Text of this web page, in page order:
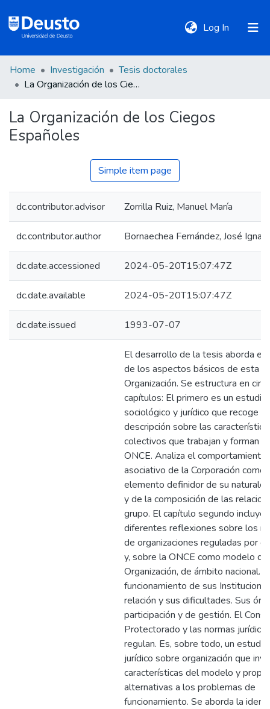
Log In (current)
DeustoTeka
Communities
&
Policies
Home Investigación
Tesis doctorales
La Organización de los Ciegos Españoles
La Organización de los Ciegos
Españoles
Simple item page
dc.contributor.advisor Zorrilla Ruiz, Manuel María
dc.contributor.author Bornaechea Fernández, José
dc.date.accessioned 2024-05-20T15:07:47Z
dc.date.available 2024-05-20T15:07:47Z
dc.date.issued 1993-07-07
El desarrollo de la tesis aborda el
de los aspectos básicos de esta
Organización. Se estructura en
capítulos: El primero es un estudio
sociológico y jurídico que recoge
descripción sobre las
colectivos que trabajan y forman
ONCE. Analiza el comportamiento
asociativo de la Corporación como
elemento definidor de su
y de la composición de las
grupo. El capítulo segundo incluye
diferentes reflexiones sobre los
de organizaciones reguladas por
y, sobre la ONCE como modelo de
Organización, de ámbito nacional.
funcionamiento de sus
relación y sus dificultades. Sus
participación y de gestión. El
Protectorado y las normas
regulan. Es, sobre todo, un
jurídico sobre organización que
características del modelo y
alternativas a los problemas de
funcionamiento. Se aborda la